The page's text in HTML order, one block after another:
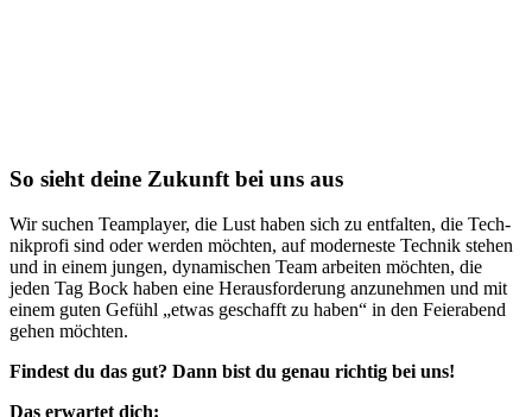
So sieht deine Zukunft bei uns aus
Wir suchen Team­play­er, die Lust haben sich zu entfalten, die Tech­
nik­pro­fi sind oder werden möchten, auf mo­der­nes­te Technik stehen
und in einem jungen, dy­na­mi­schen Team arbeiten möchten, die
jeden Tag Bock haben eine Her­aus­for­de­rung an­zu­neh­men und mit
einem guten Gefühl „etwas geschafft zu haben“ in den Fei­er­abend
gehen möchten.
Findest du das gut? Dann bist du genau richtig bei uns!
Das erwartet dich: